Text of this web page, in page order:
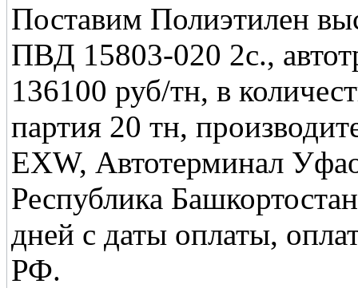
Поставим Полиэтилен
ПВД 15803-020 2с.,
136100 руб/тн, в
партия 20 тн,
EXW, Автотерминал
Республика
дней с даты оплаты,
РФ.